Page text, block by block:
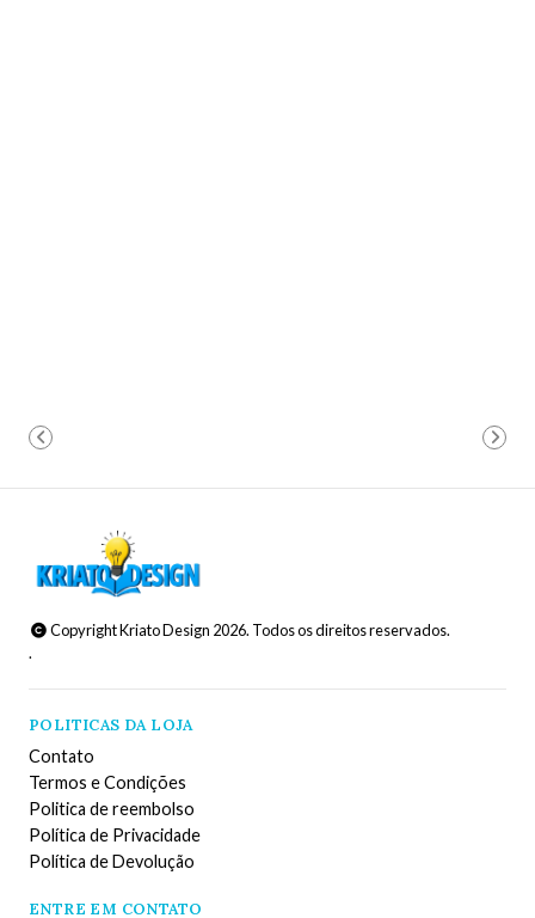
Copyright Kriato Design 2026. Todos os direitos reservados.
.
POLITICAS DA LOJA
Contato
Termos e Condições
Politica de reembolso
Política de Privacidade
Política de Devolução
ENTRE EM CONTATO